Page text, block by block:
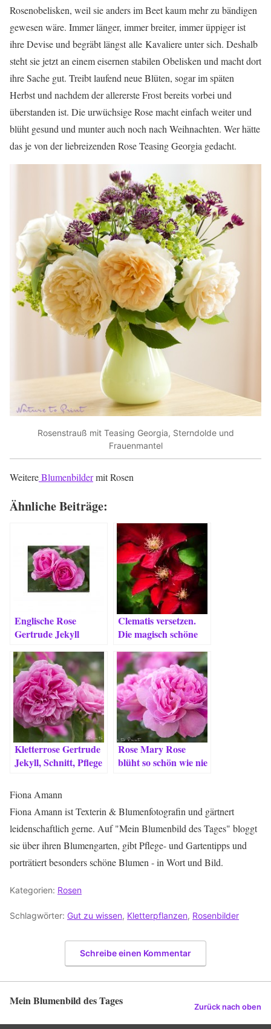
Rosenobelisken, weil sie anders im Beet kaum mehr zu bändigen
gewesen wäre. Immer länger, immer breiter, immer üppiger ist
ihre Devise und begräbt längst alle Kavaliere unter sich. Deshalb
steht sie jetzt an einem eisernen stabilen Obelisken und macht dort
ihre Sache gut. Treibt laufend neue Blüten, sogar im späten
Herbst und nachdem der allererste Frost bereits vorbei und
überstanden ist. Die urwüchsige Rose macht einfach weiter und
blüht gesund und munter auch noch nach Weihnachten. Wer hätte
das je von der liebreizenden Rose Teasing Georgia gedacht.
Rosenstrauß mit Teasing Georgia, Sterndolde und
Frauenmantel
WeitereBlumenbildermit Rosen
Ähnliche Beiträge:
Englische Rose
Gertrude Jekyll
Besonderheiten
Clematis versetzen.
Die magisch schöne
Kletterrose Gertrude
Jekyll, Schnitt, Pflege
Rose Mary Rose
blüht so schön wie nie
Fiona Amann
Fiona Amann ist Texterin & Blumenfotografin und gärtnert
leidenschaftlich gerne. Auf "Mein Blumenbild des Tages" bloggt
sie über ihren Blumengarten, gibt Pflege- und Gartentipps und
porträtiert besonders schöne Blumen - in Wort und Bild.
Kategorien: Rosen
Schlagwörter: Gut zu wissen, Kletterpflanzen, Rosenbilder
Schreibe einen Kommentar
Mein Blumenbild des Tages Zurück nach oben